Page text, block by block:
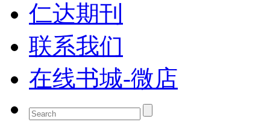
仁达期刊
联系我们
在线书城-微店